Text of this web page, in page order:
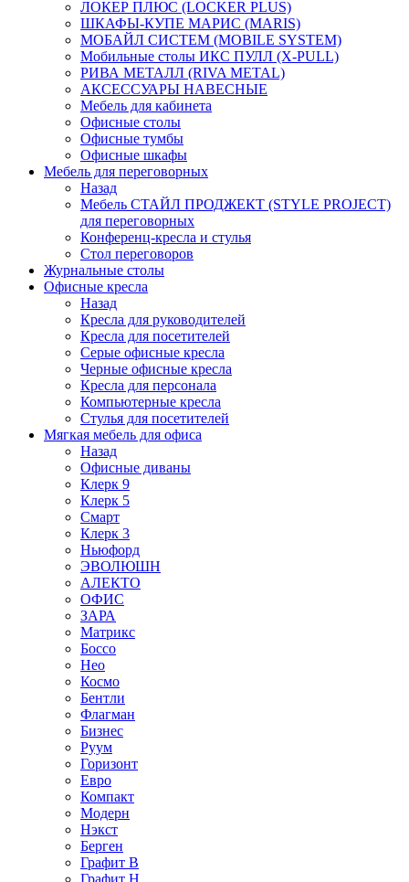
ЛОКЕР ПЛЮС (LOCKER PLUS)
ШКАФЫ-КУПЕ МАРИС (MARIS)
МОБАЙЛ СИСТЕМ (MOBILE SYSTEM)
Мобильные столы ИКС ПУЛЛ (X-PULL)
РИВА МЕТАЛЛ (RIVA METAL)
АКСЕССУАРЫ НАВЕСНЫЕ
Мебель для кабинета
Офисные столы
Офисные тумбы
Офисные шкафы
Мебель для переговорных
Назад
Мебель СТАЙЛ ПРОДЖЕКТ (STYLE PROJECT)
для переговорных
Конференц-кресла и стулья
Стол переговоров
Журнальные столы
Офисные кресла
Назад
Кресла для руководителей
Кресла для посетителей
Серые офисные кресла
Черные офисные кресла
Кресла для персонала
Компьютерные кресла
Стулья для посетителей
Мягкая мебель для офиса
Назад
Офисные диваны
Клерк 9
Клерк 5
Смарт
Клерк 3
Ньюфорд
ЭВОЛЮШН
АЛЕКТО
ОФИС
ЗАРА
Матрикс
Боссо
Нео
Космо
Бентли
Флагман
Бизнес
Руум
Горизонт
Евро
Компакт
Модерн
Нэкст
Берген
Графит В
Графит Н